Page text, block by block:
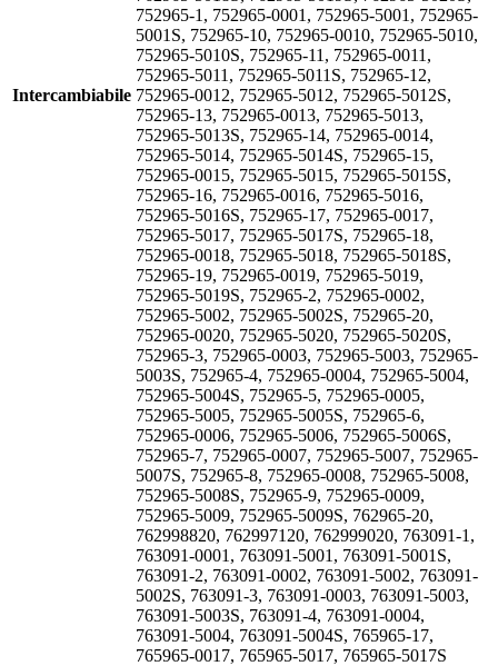
Intercambiabile
752965-1, 752965-0001, 752965-5001, 752965-
5001S, 752965-10, 752965-0010, 752965-5010,
752965-5010S, 752965-11, 752965-0011,
752965-5011, 752965-5011S, 752965-12,
752965-0012, 752965-5012, 752965-5012S,
752965-13, 752965-0013, 752965-5013,
752965-5013S, 752965-14, 752965-0014,
752965-5014, 752965-5014S, 752965-15,
752965-0015, 752965-5015, 752965-5015S,
752965-16, 752965-0016, 752965-5016,
752965-5016S, 752965-17, 752965-0017,
752965-5017, 752965-5017S, 752965-18,
752965-0018, 752965-5018, 752965-5018S,
752965-19, 752965-0019, 752965-5019,
752965-5019S, 752965-2, 752965-0002,
752965-5002, 752965-5002S, 752965-20,
752965-0020, 752965-5020, 752965-5020S,
752965-3, 752965-0003, 752965-5003, 752965-
5003S, 752965-4, 752965-0004, 752965-5004,
752965-5004S, 752965-5, 752965-0005,
752965-5005, 752965-5005S, 752965-6,
752965-0006, 752965-5006, 752965-5006S,
752965-7, 752965-0007, 752965-5007, 752965-
5007S, 752965-8, 752965-0008, 752965-5008,
752965-5008S, 752965-9, 752965-0009,
752965-5009, 752965-5009S, 762965-20,
762998820, 762997120, 762999020, 763091-1,
763091-0001, 763091-5001, 763091-5001S,
763091-2, 763091-0002, 763091-5002, 763091-
5002S, 763091-3, 763091-0003, 763091-5003,
763091-5003S, 763091-4, 763091-0004,
763091-5004, 763091-5004S, 765965-17,
765965-0017, 765965-5017, 765965-5017S